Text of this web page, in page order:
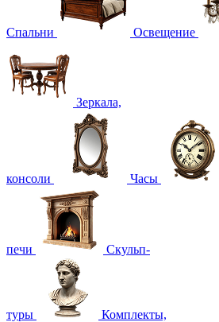
Спальни Освещение
Зеркала,
консоли Часы
печи Скульп-
туры Комплекты,